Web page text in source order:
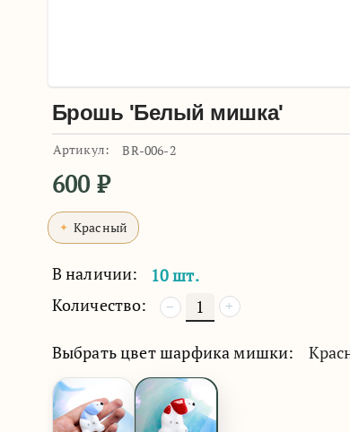
Брошь 'Белый мишка'
Артикул: BR-006-2
600 ₽
Красный
В наличии:
10 шт.
Количество:
+
−
Выбрать цвет шарфика мишки: